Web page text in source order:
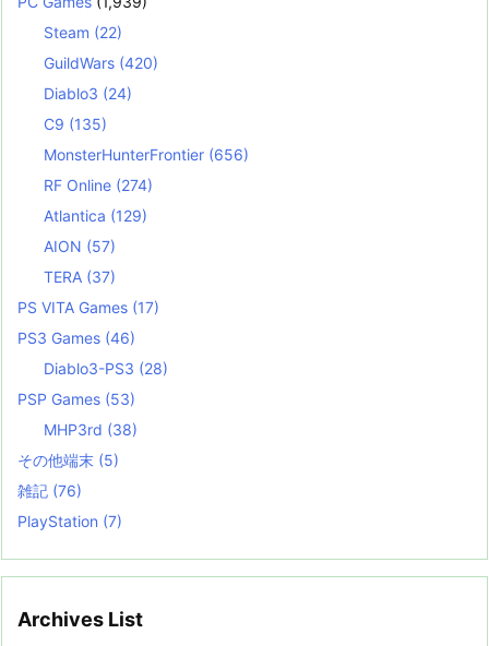
Steam (22)
GuildWars (420)
Diablo3 (24)
C9 (135)
MonsterHunterFrontier (656)
RF Online (274)
Atlantica (129)
AION (57)
TERA (37)
PS VITA Games (17)
PS3 Games (46)
Diablo3-PS3 (28)
PSP Games (53)
MHP3rd (38)
その他端末 (5)
雑記 (76)
PlayStation (7)
Archives List